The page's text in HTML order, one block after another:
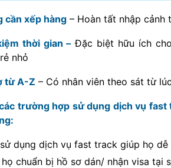
cần xếp hàng – Hoàn tất nhập cảnh
thời gian – Đặc biệt hữu ích
nhỏ
từ A-Z – Có nhân viên theo sát từ
trường hợp sử dụng dịch vụ fast
dụng dịch vụ fast track giúp họ
chuẩn bị hồ sơ dán/ nhận visa tại